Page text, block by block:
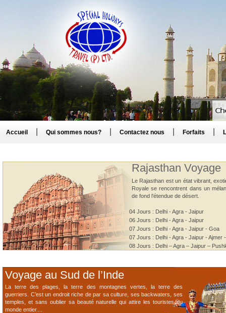
Accueil Qui sommes nous? Contactez nous Forfaits
Rajasthan Voyage
Le Rajasthan est un état vibrant,
Royale se rencontrent dans un
de fond l’étendue de désert.
04 Jours : Delhi - Agra - Jaipur
06 Jours : Delhi - Agra - Jaipur
07 Jours : Delhi - Agra - Jaipur - Goa
07 Jours : Delhi - Agra - Jaipur - Ajmer
08 Jours : Delhi – Agra – Jaipur –
Voyage au Sud de l’Inde
La terre des plages, la terre des montagnes vertes, la terre des
guerriers. C’est un endroit riche de par sa culture, ses backwaters, ses
temples, et sans oublier sa beauté naturelle qui attire les touristes du
monde entier....